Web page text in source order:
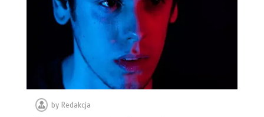
byRedakcja
Jesteś integratorem it lub agencją
marketingową? zbuduj nowy strumień
przychodów jeszcze w te wakacje
8 min